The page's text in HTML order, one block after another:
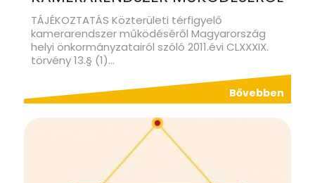
TÁJÉKOZTATÁS Közterületi térfigyelő
kamerarendszer működéséről Magyarország
helyi önkormányzatairól szóló 2011.évi CLXXXIX.
törvény 13.§ (1)...
Bővebben